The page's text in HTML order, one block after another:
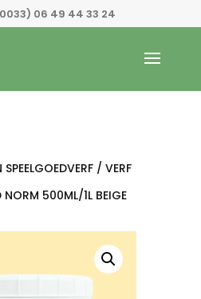
06 49 44 33 24
/ VERF
NORM 500ML/1L BEIGE